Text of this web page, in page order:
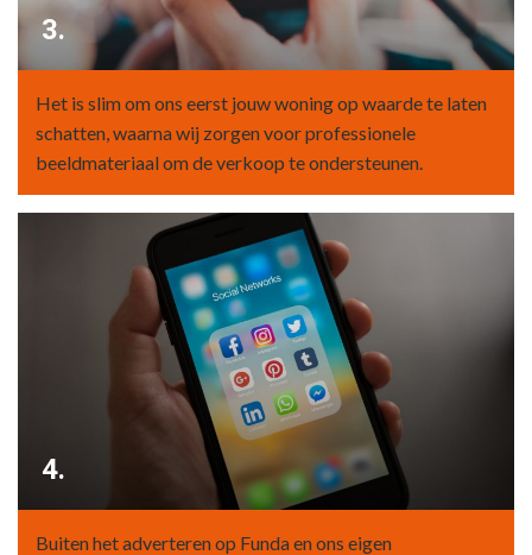
3.
Het is slim om ons eerst jouw woning op waarde te laten
schatten, waarna wij zorgen voor professionele
beeldmateriaal om de verkoop te ondersteunen.
4.
Buiten het adverteren op Funda en ons eigen